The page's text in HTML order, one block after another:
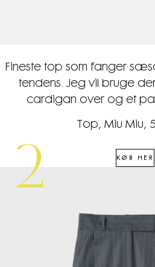
Fineste top som fanger
tendens. Jeg vil bruge
cardigan over og et
Top, Miu Miu,
KØB HER
2